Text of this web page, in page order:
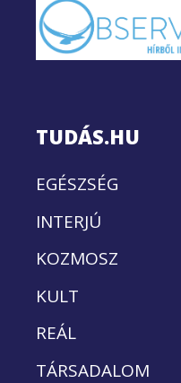
TUDÁS.HU
EGÉSZSÉG
INTERJÚ
KOZMOSZ
KULT
REÁL
TÁRSADALOM